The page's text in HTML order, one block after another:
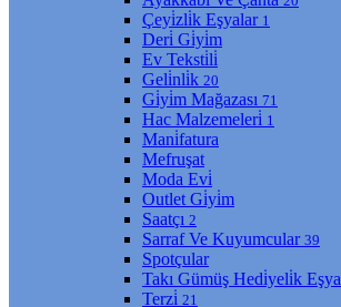
Çeyi̇zli̇k Eşyalar 1
Deri̇ Gi̇yi̇m
Ev Teksti̇li̇
Geli̇nli̇k 20
Gi̇yi̇m Mağazası 71
Hac Malzemeleri̇ 1
Mani̇fatura
Mefruşat
Moda Evi̇
Outlet Gi̇yi̇m
Saatçı 2
Sarraf Ve Kuyumcular 39
Spotçular
Takı Gümüş Hedi̇yeli̇k Eşya
Terzi̇ 21